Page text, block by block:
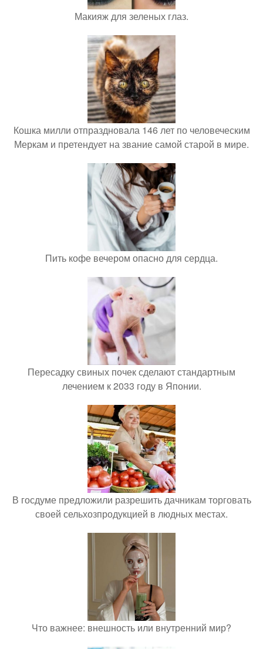
Макияж для зеленых глаз.
Кошка милли отпраздновала 146 лет по человеческим
Меркам и претендует на звание самой старой в мире.
Пить кофе вечером опасно для сердца.
Пересадку свиных почек сделают стандартным
лечением к 2033 году в Японии.
В госдуме предложили разрешить дачникам торговать
своей сельхозпродукцией в людных местах.
Что важнее: внешность или внутренний мир?